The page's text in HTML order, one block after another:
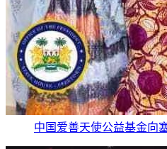
中国爱善天使公益基金向